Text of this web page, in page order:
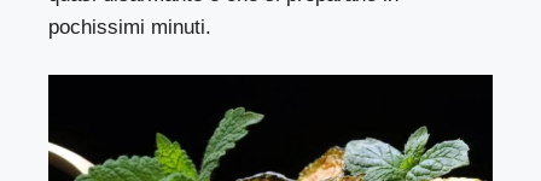
pochissimi minuti.